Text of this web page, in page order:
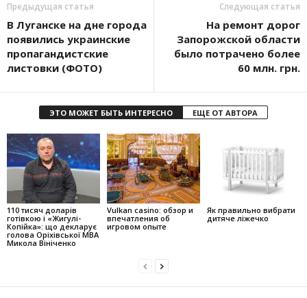
Предыдущая статья
В Луганске на дне города
появились украинские
пропагандистские
листовки (ФОТО)
Следующая статья
На ремонт дорог
Запорожской области
было потрачено более
60 млн. грн.
ЭТО МОЖЕТ БЫТЬ ИНТЕРЕСНО ЕЩЕ ОТ АВТОРА
110 тисяч доларів
готівкою і «Жигулі-
Копійка»: що декларує
голова Оріхівської МВА
Микола Вініченко
Vulkan casino: обзор и
впечатления об
игровом опыте
Як правильно вибрати
дитяче ліжечко